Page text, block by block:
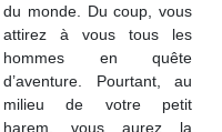
du monde. Du coup, vous
attirez à vous tous les
hommes en quête
d’aventure. Pourtant, au
milieu de votre petit
harem, vous aurez la